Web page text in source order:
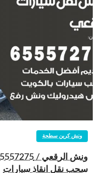
ونش كرين سطحة
سحب نقل انقاذ سيارات